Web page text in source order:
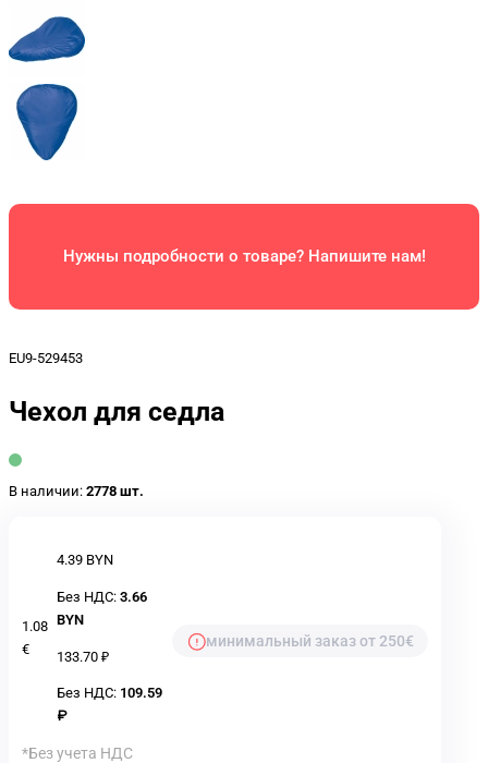
Нужны подробности о товаре? Напишите нам!
EU9-529453
Чехол для седла
В наличии: 2778 шт.
1.08
€
4.39 BYN
Без НДС:3.66
BYN
133.70 ₽
Без НДС: 109.59
₽
минимальный заказ от 250€
*Без учета НДС